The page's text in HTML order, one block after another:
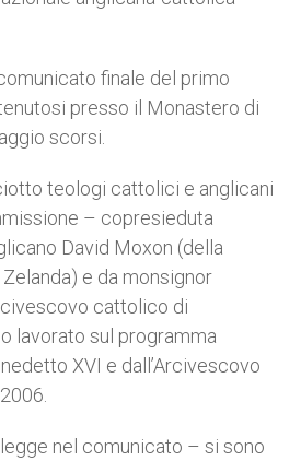
finale del primo
presso il Monastero di
scorsi.
teologi cattolici e anglicani
– copresieduta
David Moxon (della
e da monsignor
cattolico di
lavorato sul programma
XVI e dall’Arcivescovo
nel comunicato – si sono